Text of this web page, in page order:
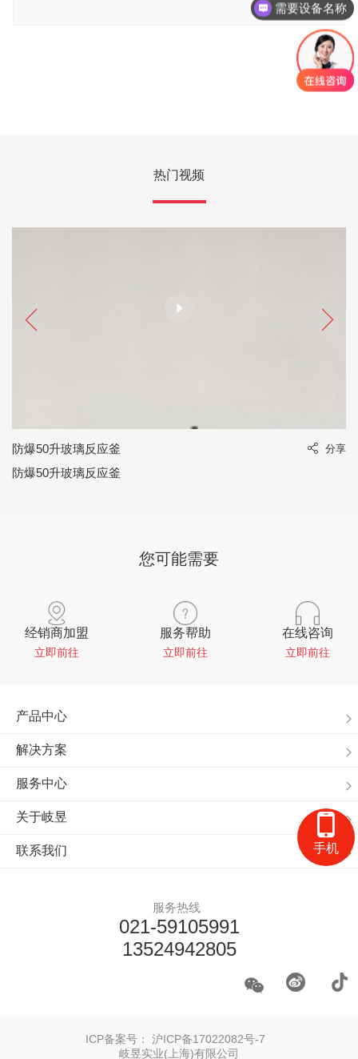
热门视频
防爆50升玻璃反应釜
防爆50升玻璃反应釜
分享
您可能需要
经销商加盟
立即前往
服务帮助
立即前往
在线咨询
立即前往
产品中心
解决方案
服务中心
关于岐昱
联系我们
服务热线
021-59105991
13524942805
ICP备案号： 沪ICP备17022082号-7
岐昱实业(上海)有限公司
手机
需要设备名称